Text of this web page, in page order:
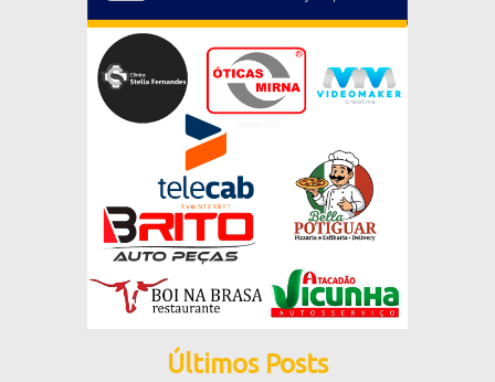
Últimos Posts